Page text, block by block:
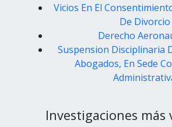
Vicios En El
De Divorcio
Derecho
Suspension Disciplinaria
Abogados, En Sede
Investigaciones más